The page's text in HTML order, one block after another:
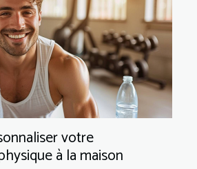
votre
à la maison